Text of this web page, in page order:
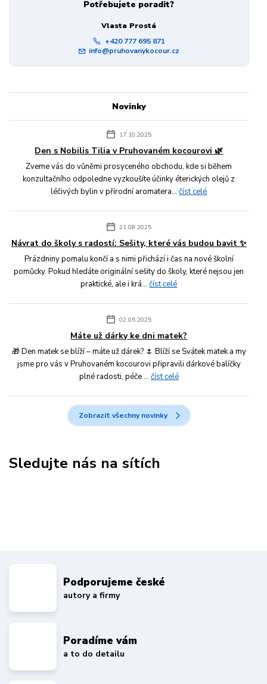
Potřebujete poradit?
Vlasta Prostá
+420 777 695 871
info@pruhovanykocour.cz
Novinky
17.10.2025
Den s Nobilis Tilia v Pruhovaném kocourovi 🌿
Zveme vás do vůněmi prosyceného obchodu, kde si během
konzultačního odpoledne vyzkoušíte účinky éterických olejů z
léčivých bylin v přírodní aromatera...číst celé
21.08.2025
Návrat do školy s radostí: Sešity, které vás budou bavit ✨
Prázdniny pomalu končí a s nimi přichází i čas na nové školní
pomůcky. Pokud hledáte originální sešity do školy, které nejsou jen
praktické, ale i krá...číst celé
02.05.2025
Máte už dárky ke dni matek?
🎁 Den matek se blíží – máte už dárek? 🌷 Blíží se Svátek matek a my
jsme pro vás v Pruhovaném kocourovi připravili dárkové balíčky
plné radosti, péče ... číst celé
Zobrazit všechny novinky
Sledujte nás na sítích
Podporujeme české
autory a firmy
Poradíme vám
a to do detailu